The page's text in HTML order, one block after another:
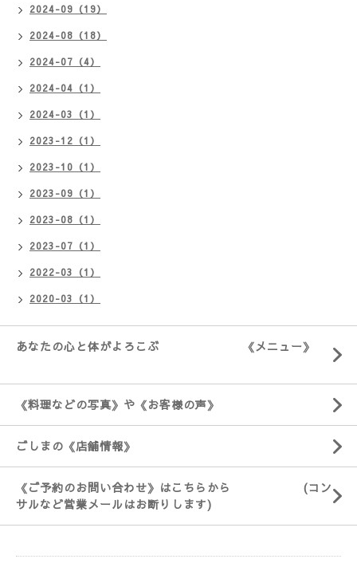
2024-09（19）
2024-08（18）
2024-07（4）
2024-04（1）
2024-03（1）
2023-12（1）
2023-10（1）
2023-09（1）
2023-08（1）
2023-07（1）
2022-03（1）
2020-03（1）
あなたの心と体がよろこぶ 《メニュー》
《料理などの写真》や《お客様の声》
ごしまの《店舗情報》
《ご予約のお問い合わせ》はこちらから (コン
サルなど営業メールはお断りします)